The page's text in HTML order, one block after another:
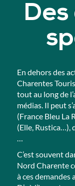
En dehors des
Charentes
tout au long de
médias. Il peut
(France Bleu La
(Elle, Rustica…),
…
C’est souvent
Nord Charente
à ces demandes